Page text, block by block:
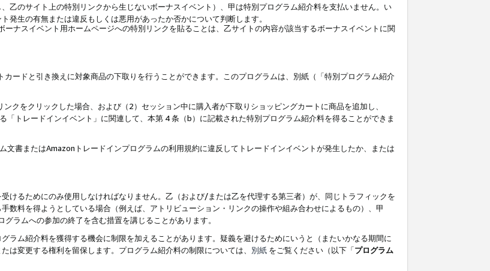
乙のサイト上の特別リンクから生じないボーナスイベント）、甲は特別プログラム紹介料を支払いません。い
発生の有無または違反もしくは悪用があったか否かについて判断します。
ーナスイベント用ホームページへの特別リンクを貼ることは、乙サイトの内容が該当するボーナスイベントに関
ードと引き換えに対象商品の下取りを行うことができます。このプログラムは、別紙（「特別プログラム紹介
クをクリックした場合、および（2）セッション中に購入者が下取りショッピングカートに商品を追加し、
トレードインイベント」に関連して、本第 4 条（b）に記載された特別プログラム紹介料を得ることができま
書またはAmazonトレードインプログラムの利用規約に違反してトレードインイベントが発生したか、または
けるためにのみ使用しなければなりません。乙（および/または乙を代理する第三者）が、同じトラフィックを
数料を得ようとしている場合（例えば、アトリビューション・リンクの操作や組み合わせによるもの）、甲
ラムへの参加の終了を含む措置を講じることがあります。
ラム紹介料を獲得する機会に制限を加えることがあります。疑義を避けるためにいうと（またいかなる期間に
は変更する権利を留保します。プログラム紹介料の制限については、 別紙 をご覧ください（以下「プログラム